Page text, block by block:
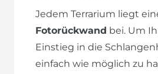
Jedem Terrarium liegt
Fotorückwand bei. Um
Einstieg in die
einfach wie möglich zu